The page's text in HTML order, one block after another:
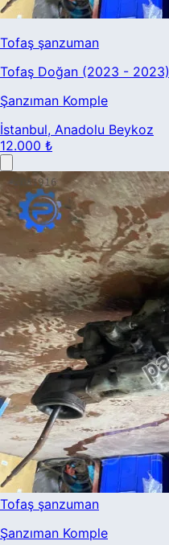
Tofaş şanzuman
Tofaş Doğan (2023 - 2023)
Şanzıman Komple
İstanbul, Anadolu Beykoz
12.000 ₺
Tofaş şanzuman
Şanzıman Komple